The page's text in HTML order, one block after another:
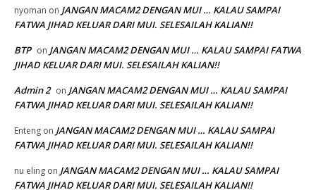
nyoman on JANGAN MACAM2 DENGAN MUI … KALAU SAMPAI
FATWA JIHAD KELUAR DARI MUI. SELESAILAH KALIAN!!
BTP on JANGAN MACAM2 DENGAN MUI … KALAU SAMPAI FATWA
JIHAD KELUAR DARI MUI. SELESAILAH KALIAN!!
Admin 2 on JANGAN MACAM2 DENGAN MUI … KALAU SAMPAI
FATWA JIHAD KELUAR DARI MUI. SELESAILAH KALIAN!!
Enteng on JANGAN MACAM2 DENGAN MUI … KALAU SAMPAI
FATWA JIHAD KELUAR DARI MUI. SELESAILAH KALIAN!!
nu eling on JANGAN MACAM2 DENGAN MUI … KALAU SAMPAI
FATWA JIHAD KELUAR DARI MUI. SELESAILAH KALIAN!!